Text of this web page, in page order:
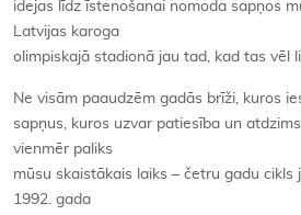
idejas līdz īstenošanai nomoda sapņos
Latvijas karoga
olimpiskajā stadionā jau tad, kad tas vēl
Ne visām paaudzēm gadās brīži, kuros
sapņus, kuros uzvar patiesība un
vienmēr paliks
mūsu skaistākais laiks – četru gadu cikls
1992. gada